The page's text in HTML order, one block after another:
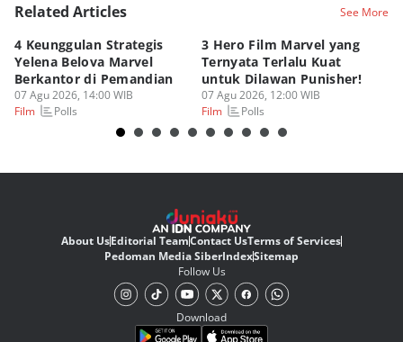
Related Articles See More
4 Keunggulan Strategis
Yelena Belova Marvel
Berkantor di Pemandian
07 Agu 2026, 14:00 WIB
Film
Polls
3 Hero Film Marvel yang
Ternyata Terlalu Kuat
untuk Dilawan Punisher!
07 Agu 2026, 12:00 WIB
Film
Polls
About UsEditorial TeamContact UsTerms of Services
Pedoman Media SiberIndexSitemap
Follow Us
Download